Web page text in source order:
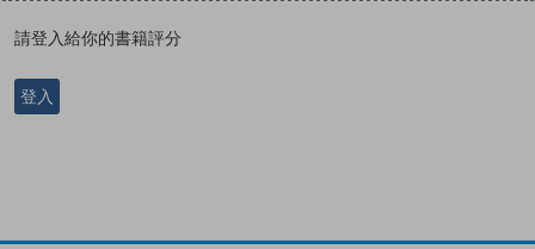
請登入給你的書籍評分
登入